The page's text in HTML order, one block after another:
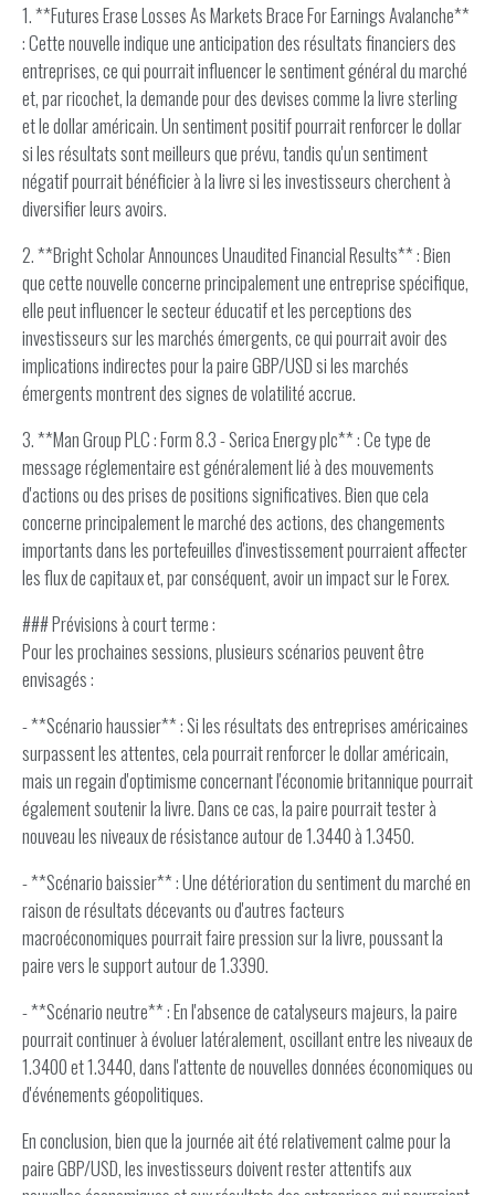
1. **Futures Erase Losses As Markets Brace For Earnings Avalanche**
: Cette nouvelle indique une anticipation des résultats financiers des
entreprises, ce qui pourrait influencer le sentiment général du marché
et, par ricochet, la demande pour des devises comme la livre sterling
et le dollar américain. Un sentiment positif pourrait renforcer le dollar
si les résultats sont meilleurs que prévu, tandis qu'un sentiment
négatif pourrait bénéficier à la livre si les investisseurs cherchent à
diversifier leurs avoirs.
2. **Bright Scholar Announces Unaudited Financial Results** : Bien
que cette nouvelle concerne principalement une entreprise spécifique,
elle peut influencer le secteur éducatif et les perceptions des
investisseurs sur les marchés émergents, ce qui pourrait avoir des
implications indirectes pour la paire GBP/USD si les marchés
émergents montrent des signes de volatilité accrue.
3. **Man Group PLC : Form 8.3 - Serica Energy plc** : Ce type de
message réglementaire est généralement lié à des mouvements
d'actions ou des prises de positions significatives. Bien que cela
concerne principalement le marché des actions, des changements
importants dans les portefeuilles d'investissement pourraient affecter
les flux de capitaux et, par conséquent, avoir un impact sur le Forex.
### Prévisions à court terme :
Pour les prochaines sessions, plusieurs scénarios peuvent être
envisagés :
- **Scénario haussier** : Si les résultats des entreprises américaines
surpassent les attentes, cela pourrait renforcer le dollar américain,
mais un regain d'optimisme concernant l'économie britannique pourrait
également soutenir la livre. Dans ce cas, la paire pourrait tester à
nouveau les niveaux de résistance autour de 1.3440 à 1.3450.
- **Scénario baissier** : Une détérioration du sentiment du marché en
raison de résultats décevants ou d'autres facteurs
macroéconomiques pourrait faire pression sur la livre, poussant la
paire vers le support autour de 1.3390.
- **Scénario neutre** : En l'absence de catalyseurs majeurs, la paire
pourrait continuer à évoluer latéralement, oscillant entre les niveaux de
1.3400 et 1.3440, dans l'attente de nouvelles données économiques ou
d'événements géopolitiques.
En conclusion, bien que la journée ait été relativement calme pour la
paire GBP/USD, les investisseurs doivent rester attentifs aux